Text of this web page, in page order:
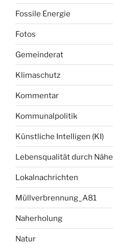
Fossile Energie
Fotos
Gemeinderat
Klimaschutz
Kommentar
Kommunalpolitik
Künstliche Intelligen (KI)
Lebensqualität durch Nähe
Lokalnachrichten
Müllverbrennung_A81
Naherholung
Natur